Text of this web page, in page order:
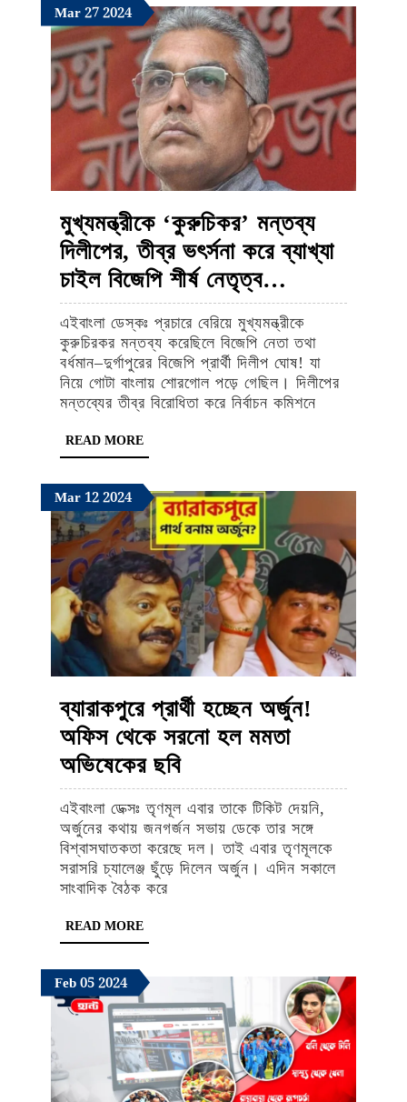
নুসরাত-
কৌশানিও
MarMarch
27,
2024
27March
27,
2024
2024March
27,
2024
মুখ্যমন্ত্রীকে ‘কুরুচিকর’ মন্তব্য
দিলীপের, তীব্র ভৎর্সনা করে ব্যাখ্যা
চাইল বিজেপি শীর্ষ নেতৃত্ব…
‘কুরুচিকর’
মন্তব্য
দিলীপের,
তীব্র
চাইল
বিজেপি
শীর্ষ
নেতৃত্ব…
এইবাংলা ডেস্কঃ প্রচারে বেরিয়ে মুখ্যমন্ত্রীকে
কুরুচিরকর মন্তব্য করেছিলে বিজেপি নেতা তথা
বর্ধমান–দুর্গাপুরের বিজেপি প্রার্থী দিলীপ ঘোষ! যা
নিয়ে গোটা বাংলায় শোরগোল পড়ে গেছিল। দিলীপের
মন্তব্যের তীব্র বিরোধিতা করে নির্বাচন কমিশনে
READ MOREREAD
MORE
MarMarch
12,
2024
12March
12,
2024
2024March
12,
2024
ব্যারাকপুরে প্রার্থী হচ্ছেন অর্জুন!
অফিস থেকে সরনো হল মমতা
অভিষেকের ছবিব্যারাকপুরে
প্রার্থী
হচ্ছেন
অর্জুন!
অফিস
অভিষেকের
ছবি
এইবাংলা ডেক্সঃ তৃণমূল এবার তাকে টিকিট দেয়নি,
অর্জুনের কথায় জনগর্জন সভায় ডেকে তার সঙ্গে
বিশ্বাসঘাতকতা করেছে দল। তাই এবার তৃণমূলকে
সরাসরি চ্যালেঞ্জ ছুঁড়ে দিলেন অর্জুন। এদিন সকালে
সাংবাদিক বৈঠক করে
READ MOREREAD
MORE
FebFebruary
5,
2024
05February
5,
2024
2024February
5,
2024